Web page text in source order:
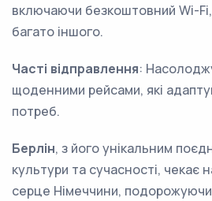
включаючи безкоштовний Wi-Fi,
багато іншого.
Часті відправлення:
щоденними рейсами, які
потреб.
Берлін, з його унікальним
культури та сучасності, чекає
серце Німеччини,